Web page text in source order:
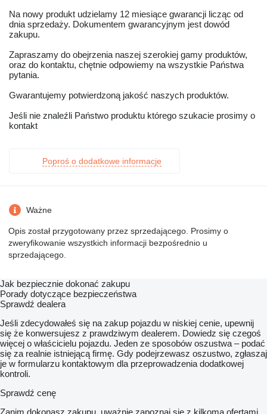
Na nowy produkt udzielamy 12 miesiące gwarancji licząc od
dnia sprzedaży. Dokumentem gwarancyjnym jest dowód
zakupu.
Zapraszamy do obejrzenia naszej szerokiej gamy produktów,
oraz do kontaktu, chętnie odpowiemy na wszystkie Państwa
pytania.
Gwarantujemy potwierdzoną jakość naszych produktów.
Jeśli nie znaleźli Państwo produktu którego szukacie prosimy o
kontakt
Poproś o dodatkowe informacje
Ważne
Opis został przygotowany przez sprzedającego. Prosimy o
zweryfikowanie wszystkich informacji bezpośrednio u
sprzedającego.
Jak bezpiecznie dokonać zakupu
Porady dotyczące bezpieczeństwa
Sprawdź dealera
Jeśli zdecydowałeś się na zakup pojazdu w niskiej cenie, upewnij
się że konwersujesz z prawdziwym dealerem. Dowiedz się czegoś
więcej o właścicielu pojazdu. Jeden ze sposobów oszustwa – podać
się za realnie istniejącą firmę. Gdy podejrzewasz oszustwo, zgłaszaj
je w formularzu kontaktowym dla przeprowadzenia dodatkowej
kontroli.
Sprawdź cenę